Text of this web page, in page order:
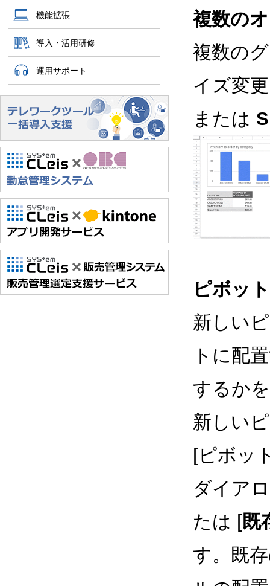
機能拡張
導入・活用研修
運用サポート
複数の
複数の
イズ変
または
ピボッ
新しい
トに配
するか
新しい
[ピボッ
ダイア
たは [既
す。既